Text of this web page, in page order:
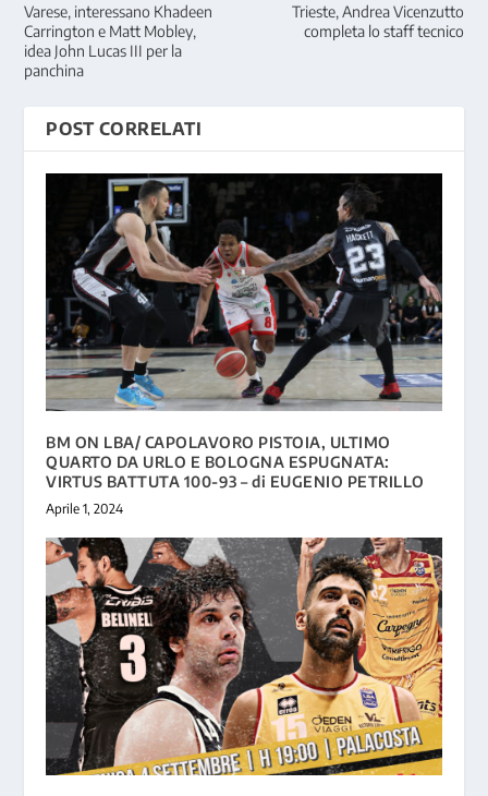
Varese, interessano Khadeen
Carrington e Matt Mobley,
idea John Lucas III per la
panchina
Trieste, Andrea Vicenzutto
completa lo staff tecnico
POST CORRELATI
BM ON LBA/ CAPOLAVORO PISTOIA, ULTIMO
QUARTO DA URLO E BOLOGNA ESPUGNATA:
VIRTUS BATTUTA 100-93 – di EUGENIO PETRILLO
Aprile 1, 2024